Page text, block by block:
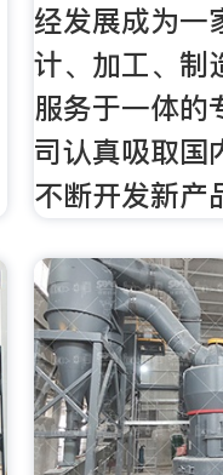
经发展成为一
计、加工、制
服务于一体的
司认真吸取国
不断开发新产